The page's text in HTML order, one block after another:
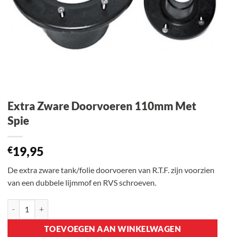
Extra Zware Doorvoeren 110mm Met
Spie
€19,95
De extra zware tank/folie doorvoeren van R.T.F. zijn voorzien
van een dubbele lijmmof en RVS schroeven.
TOEVOEGEN AAN WINKELWAGEN